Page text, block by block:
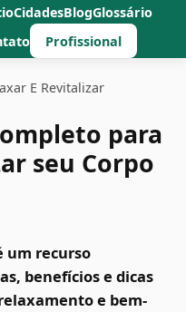
CidadesBlogGlossário
Profissional
E Revitalizar
para
seu Corpo
um recurso
benefícios e dicas
e bem-